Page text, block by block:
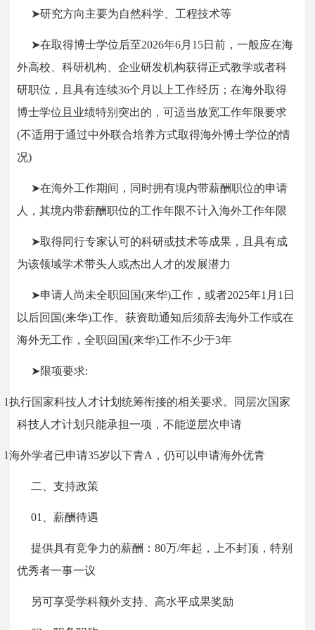
➤研究方向主要为自然科学、工程技术等
➤在取得博士学位后至2026年6月 15日前，一般应在海
外高校、科研机构、企业研发机构获得正式教学或者科
研职位，且具有连续36个月以上工作经历；在海外取得
博士学位且业绩特别突出的，可适当放宽工作年限要求
(不适用于通过中外联合培养方式取得海外博士学位的情
况)
➤在海外工作期间，同时拥有境内带薪酬职位的申请
人，其境内带薪酬职位的工作年限不计入海外工作年限
➤取得同行专家认可的科研或技术等成果，且具有成
为该领域学术带头人或杰出人才的发展潜力
➤申请人尚未全职回国(来华)工作，或者2025年1 月 1 日
以后回国(来华)工作。获资助通知后须辞去海外工作或在
海外无工作，全职回国(来华)工作不少于3年
➤限项要求:
l执行国家科技人才计划统筹衔接的相关要求。同层次国家
科技人才计划只能承担一项，不能逆层次申请
l海外学者已申请35岁以下青A，仍可以申请海外优青
二、支持政策
01、薪酬待遇
提供具有竞争力的薪酬：80万/年起，上不封顶，特别
优秀者一事一议
另可享受学科额外支持、高水平成果奖励